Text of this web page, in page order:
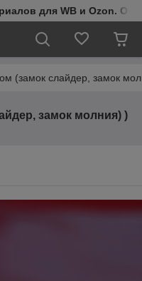
для WB и Ozon.
(замок слайдер, замок
замок молния) )